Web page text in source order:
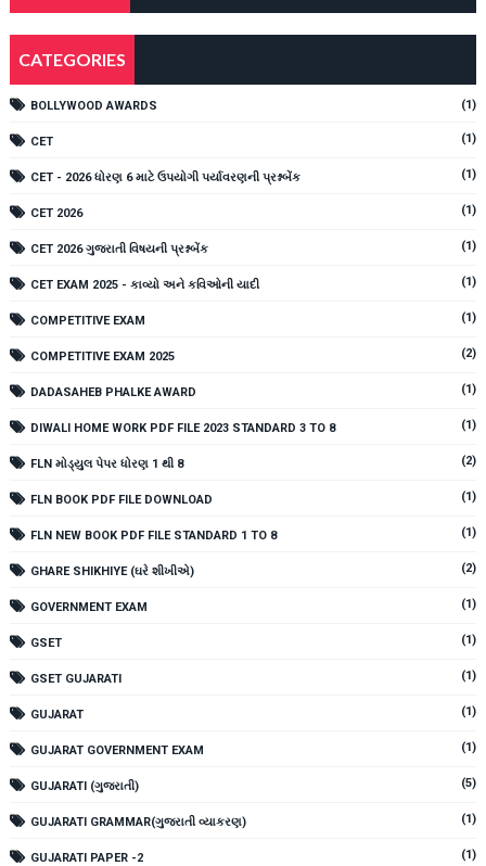
CATEGORIES
BOLLYWOOD AWARDS (1)
CET (1)
CET - 2026 ધોરણ 6 માટે ઉપયોગી પર્યાવરણની પ્રશ્નબેંક (1)
CET 2026 (1)
CET 2026 ગુજરાતી વિષયની પ્રશ્નબેંક (1)
CET EXAM 2025 - કાવ્યો અને કવિઓની યાદી (1)
COMPETITIVE EXAM (1)
COMPETITIVE EXAM 2025 (2)
DADASAHEB PHALKE AWARD (1)
DIWALI HOME WORK PDF FILE 2023 STANDARD 3 TO 8 (1)
FLN મોડ્યુલ પેપર ધોરણ 1 થી 8 (2)
FLN BOOK PDF FILE DOWNLOAD (1)
FLN NEW BOOK PDF FILE STANDARD 1 TO 8 (1)
GHARE SHIKHIYE (ઘરે શીખીએ) (2)
GOVERNMENT EXAM (1)
GSET (1)
GSET GUJARATI (1)
GUJARAT (1)
GUJARAT GOVERNMENT EXAM (1)
GUJARATI (ગુજરાતી) (5)
GUJARATI GRAMMAR(ગુજરાતી વ્યાકરણ) (1)
GUJARATI PAPER -2 (1)